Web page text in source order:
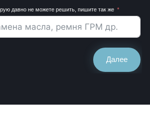
давно не можете решить, пишите так же
Далее